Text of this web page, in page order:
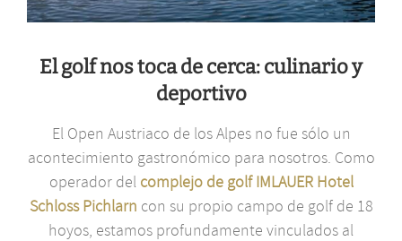
El golf nos toca de cerca: culinario y
deportivo
El Open Austriaco de los Alpes no fue sólo un
acontecimiento gastronómico para nosotros. Como
operador del complejo de golf IMLAUER Hotel
Schloss Pichlarn con su propio campo de golf de 18
hoyos, estamos profundamente vinculados al